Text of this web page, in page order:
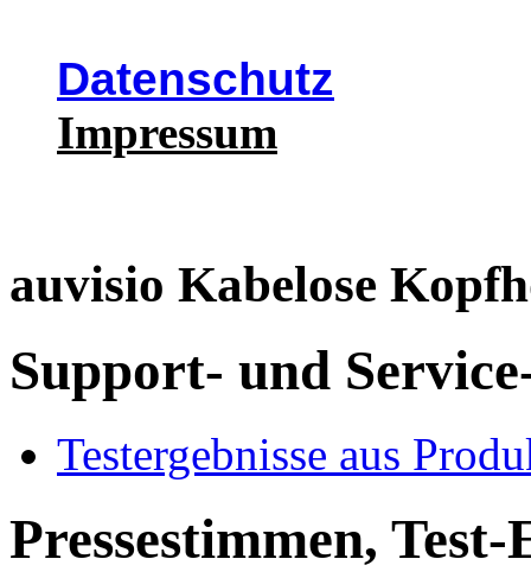
Datenschutz
Impressum
auvisio Kabelose
Support- und
Testergebnisse aus
Pressestimmen,